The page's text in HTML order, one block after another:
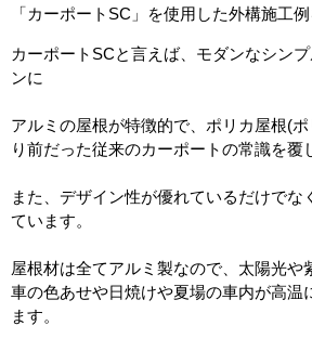
「カーポートSC」を使用した外構施工
カーポートSCと言えば、モダンなシン
ンに
アルミの屋根が特徴的で、ポリカ屋根(
り前だった従来のカーポートの常識を覆
また、デザイン性が優れているだけでな
ています。
屋根材は全てアルミ製なので、太陽光や
車の色あせや日焼けや夏場の車内が高温
ます。